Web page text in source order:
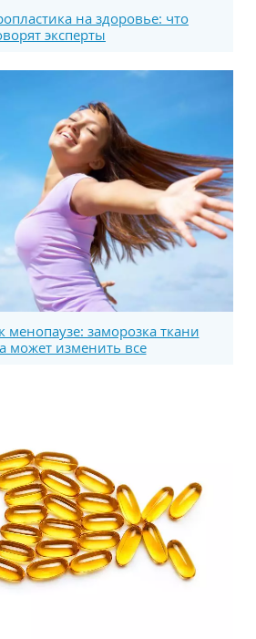
на здоровье: что
эксперты
заморозка ткани
может изменить все